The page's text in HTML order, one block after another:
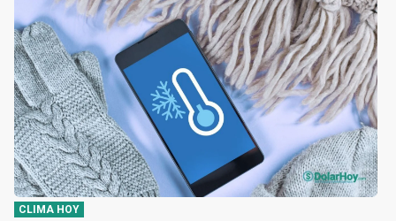
CLIMA HOY